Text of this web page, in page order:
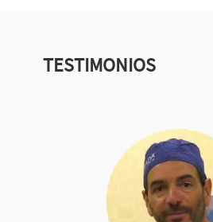
TESTIMONIOS